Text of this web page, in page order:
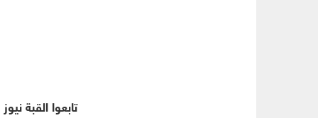
تابعوا القبة